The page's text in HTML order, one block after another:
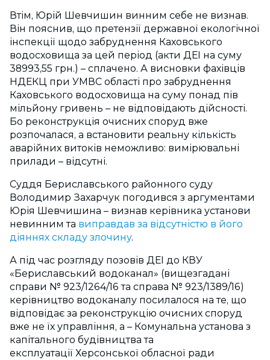
Втім, Юрій Шевчишин винним себе не визнав.
Він пояснив, що претензії державної екологічної
інспекції щодо забруднення Каховського
водосховища за цей період (акти ДЕІ на суму
38993,55 грн.) – сплачено. А висновки фахівців
НДЕКЦ при УМВС області про забруднення
Каховського водосховища на суму понад пів
мільйону гривень – не відповідають дійсності.
Бо реконструкція очисних споруд вже
розпочалася, а встановити реальну кількість
аварійних витоків неможливо: вимірювальні
прилади – відсутні.
Суддя Бериславського районного суду
Володимир Захарчук погодився з аргументами
Юрія Шевчишина – визнав керівника установи
невинним та виправдав за відсутністю в його
діяннях складу злочину.
А під час розгляду позовів ДЕІ до КВУ
«Бериславський водоканал» (вищезгадані
справи № 923/1264/16 та справа № 923/1389/16)
керівництво водоканалу посилалося на те, що
відповідає за реконструкцію очисних споруд
вже не їх управління, а – Комунальна установа з
капітального будівництва та
експлуатації Херсонської обласної ради